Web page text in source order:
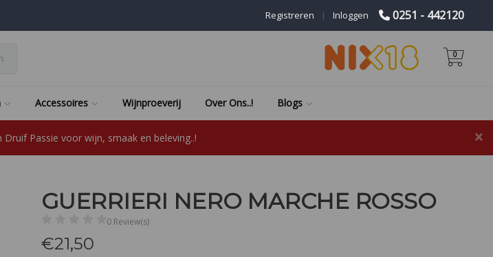
0251 - 442120
Inloggen
|
Registreren
0
Accessoires Wijnproeverij Over Ons..! Blogs
Passie voor wijn, smaak en beleving..! ×
GUERRIERI NERO MARCHE ROSSO
0 Review(s)
€21,50